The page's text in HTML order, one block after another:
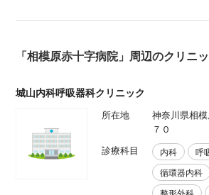
「相模原赤十字病院」周辺のクリニ
城山内科呼吸器科クリニック
所在地
神奈川県相
７０
診療科目
内科
呼
循環器内科
整形外科